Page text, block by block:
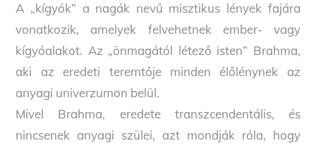
A „kígyók” a nagák nevű misztikus lények fajára
vonatkozik, amelyek felvehetnek ember- vagy
kígyóalakot. Az „önmagától létező isten” Brahma,
aki az eredeti teremtője minden élőlénynek az
anyagi univerzumon belül.
Mivel Brahma, eredete transzcendentális, és
nincsenek anyagi szülei, azt mondják róla, hogy